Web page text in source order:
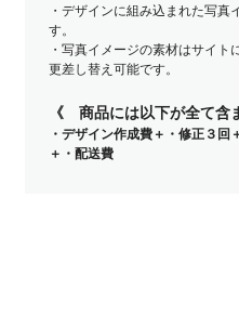
・デザインに組み込まれた写真
す。
・写真イメージの素材はサイ
更差し替え可能です。
《 商品には以下が全て含
・デザイン作成費＋・修正３
＋・配送費